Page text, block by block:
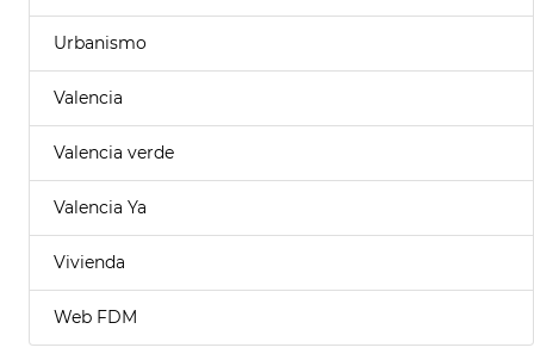
Urbanismo
Valencia
Valencia verde
Valencia Ya
Vivienda
Web FDM